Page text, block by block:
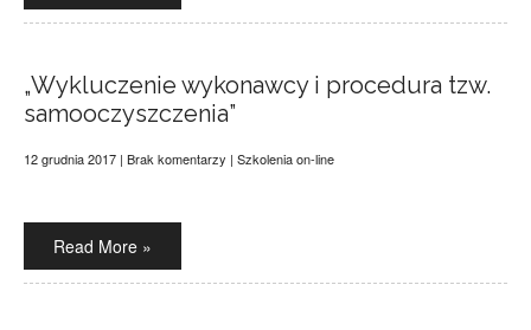
„Wykluczenie wykonawcy i procedura tzw.
samooczyszczenia”
12 grudnia 2017 | Brak komentarzy | Szkolenia on-line
Read More »